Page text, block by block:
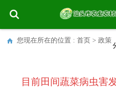
您现在所在的位置 : 首页 > 政策
目前田间蔬菜病虫害